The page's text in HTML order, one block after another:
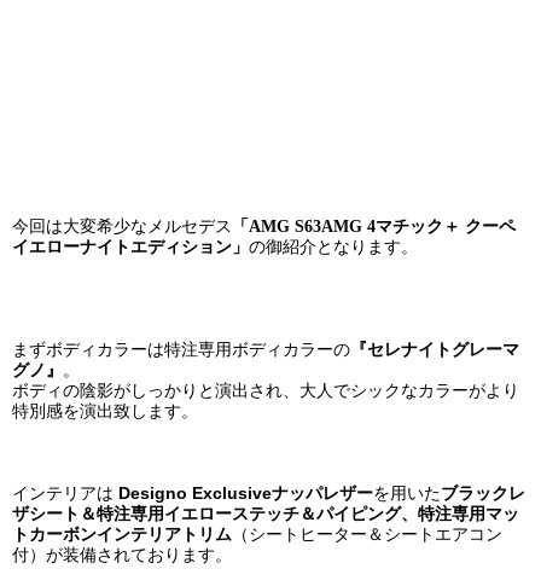
今回は大変希少なメルセデス 「AMG S63AMG 4マチック＋ クーペ
イエローナイトエディション」 の御紹介となります。
まずボディカラーは特注専用ボディカラーの 『セレナイトグレーマ
グノ』
。
ボディの陰影がしっかりと演出され、大人でシックなカラーがより
特別感を演出致します。
インテリアは Designo Exclusiveナッパレザーを用いたブラックレ
ザシート＆特注専用イエローステッチ＆パイピング、特注専用マッ
トカーボンインテリアトリム （シートヒーター＆シートエアコン
付）が装備されております。